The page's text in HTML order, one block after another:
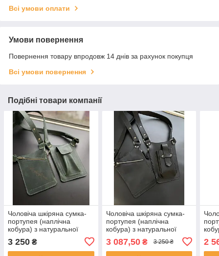
Всі умови оплати
Умови повернення
Повернення товару впродовж 14 днів за рахунок покупця
Всі умови повернення
Подібні товари компанії
Чоловіча шкіряна сумка-
портупея (наплічна
кобура) з натуральної
гаманця та документів
3 250 ₴
Чоловіча шкіряна сумка-
портупея (наплічна
кобура) з натуральної
гаманця та документів
3 087,50₴ 3 250 ₴ 2